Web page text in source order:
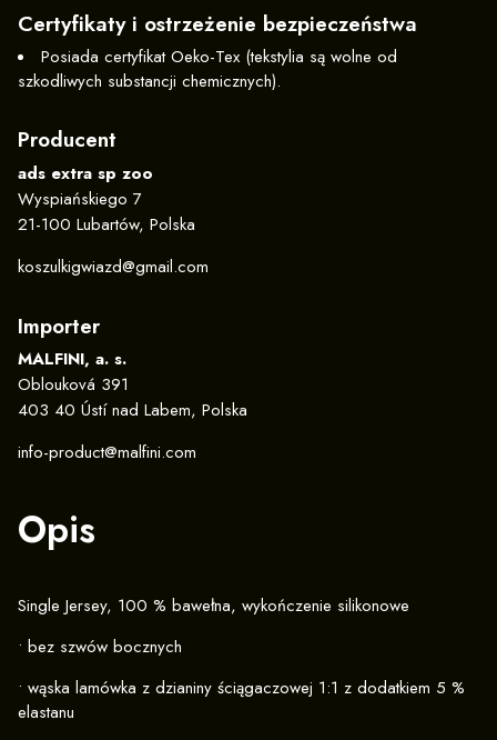
Certyfikaty i ostrzeżenie bezpieczeństwa
Posiada certyfikat Oeko-Tex (tekstylia są wolne od
szkodliwych substancji chemicznych).
Producent
ads extra sp zoo
Wyspiańskiego 7
21-100 Lubartów, Polska
koszulkigwiazd@gmail.com
Importer
MALFINI, a. s.
Oblouková 391
403 40 Ústí nad Labem, Polska
info-product@malfini.com
Opis
Single Jersey, 100 % bawełna, wykończenie silikonowe
• bez szwów bocznych
• wąska lamówka z dzianiny ściągaczowej 1:1 z dodatkiem 5 %
elastanu